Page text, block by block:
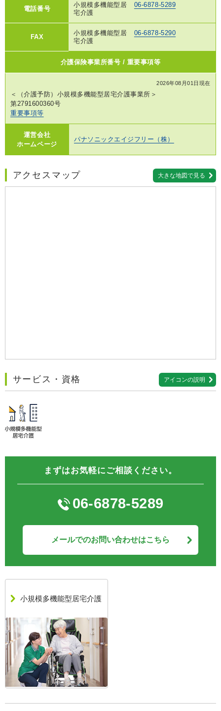
電話番号
小規模多機能型居
宅介護
06-6878-5289
FAX
小規模多機能型居
宅介護
06-6878-5290
介護保険事業所番号 / 重要事項等
2026年08月01日現在
＜（介護予防）小規模多機能型居宅介護事業所＞
第2791600360号
重要事項等
運営会社
ホームページ
パナソニックエイジフリー（株）
アクセスマップ 大きな地図で見る
サービス・資格 アイコンの説明
まずはお気軽にご相談ください。
06-6878-5289
メールでのお問い合わせはこちら
小規模多機能型居宅介護